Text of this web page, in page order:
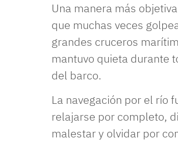
Una manera más
que muchas veces
grandes cruceros
mantuvo quieta durante
del barco.
La navegación por el río
relajarse por completo,
malestar y olvidar por